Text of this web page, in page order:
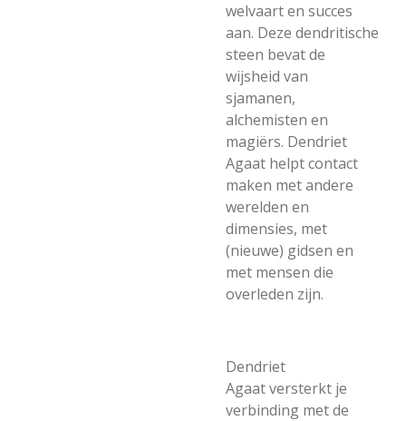
welvaart en succes
aan. Deze dendritische
steen bevat de
wijsheid van
sjamanen,
alchemisten en
magiërs. Dendriet
Agaat helpt contact
maken met andere
werelden en
dimensies, met
(nieuwe) gidsen en
met mensen die
overleden zijn.
Dendriet
Agaat versterkt je
verbinding met de